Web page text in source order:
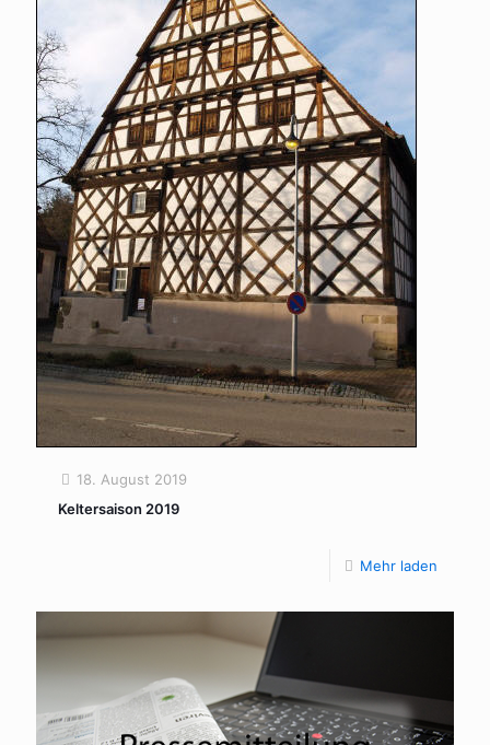
18. August 2019
Keltersaison 2019
Mehr laden